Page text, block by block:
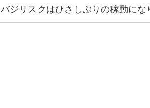
バジリスクはひさしぶりの稼動にな